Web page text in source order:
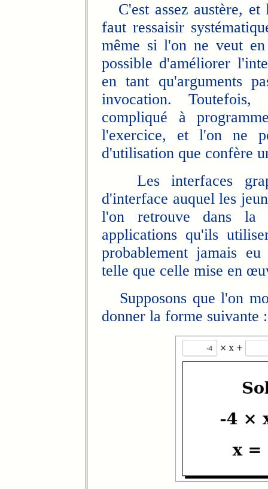
C'est assez austère, et
faut ressaisir
même si l'on ne veut
possible d'améliorer
en tant qu'arguments
invocation.
compliqué à
l'exercice, et l'on ne
d'utilisation que confère
Les interfaces
d'interface auquel les
l'on retrouve dans la
applications qu'ils
probablement jamais
telle que celle mise en
Supposons que l'on
donner la forme suivante :